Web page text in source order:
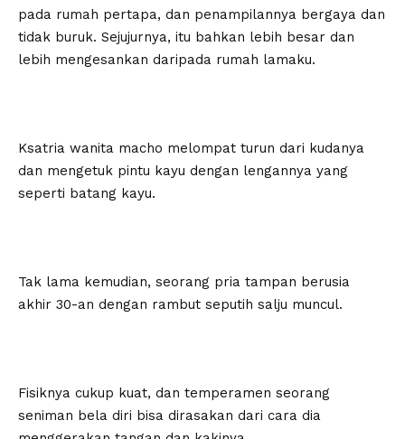
pada rumah pertapa, dan penampilannya bergaya dan
tidak buruk. Sejujurnya, itu bahkan lebih besar dan
lebih mengesankan daripada rumah lamaku.
Ksatria wanita macho melompat turun dari kudanya
dan mengetuk pintu kayu dengan lengannya yang
seperti batang kayu.
Tak lama kemudian, seorang pria tampan berusia
akhir 30-an dengan rambut seputih salju muncul.
Fisiknya cukup kuat, dan temperamen seorang
seniman bela diri bisa dirasakan dari cara dia